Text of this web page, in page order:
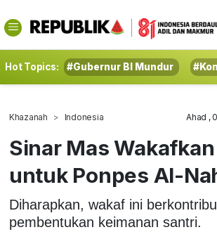
Hot Topics: #Gubernur BI Mundur
Khazanah Indonesia Ahad ,
Sinar Mas
untuk Ponpes Al-
Diharapkan, wakaf ini
pembentukan keimanan santri.